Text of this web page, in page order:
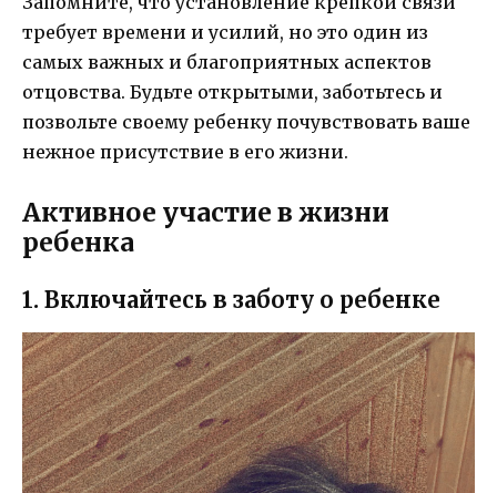
требует времени и усилий, но это один из
самых важных и благоприятных аспектов
отцовства. Будьте открытыми, заботьтесь и
позвольте своему ребенку почувствовать ваше
нежное присутствие в его жизни.
Активное участие в жизни
ребенка
1. Включайтесь в заботу о ребенке